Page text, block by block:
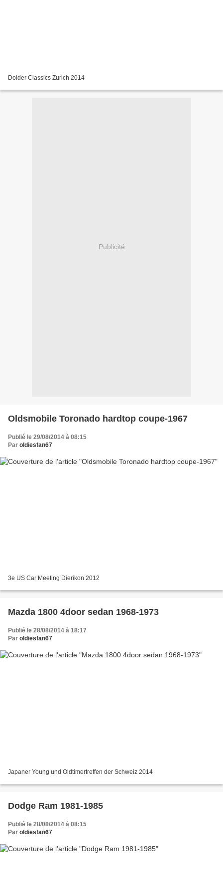
Dolder Classics Zurich 2014
Publicité
Oldsmobile Toronado hardtop coupe-1967
Publié le 29/08/2014 à 08:15
Par oldiesfan67
3e US Car Meeting Dierikon 2012
Mazda 1800 4door sedan 1968-1973
Publié le 28/08/2014 à 18:17
Par oldiesfan67
Japaner Young und Oldtimertreffen der Schweiz 2014
Dodge Ram 1981-1985
Publié le 28/08/2014 à 08:15
Par oldiesfan67